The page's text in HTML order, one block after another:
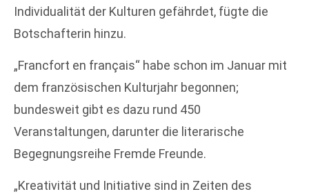
Individualität der Kulturen gefährdet, fügte die
Botschafterin hinzu.
„Francfort en français“ habe schon im Januar mit
dem französischen Kulturjahr begonnen;
bundesweit gibt es dazu rund 450
Veranstaltungen, darunter die literarische
Begegnungsreihe Fremde Freunde.
„Kreativität und Initiative sind in Zeiten des